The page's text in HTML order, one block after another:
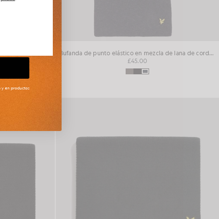
Bufanda de punto elástico en mezcla de lana de cordero
£45.00
y en productos